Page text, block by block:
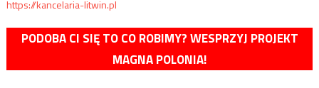
https://kancelaria-litwin.pl
PODOBA CI SIĘ TO CO ROBIMY? WESPRZYJ PROJEKT
MAGNA POLONIA!